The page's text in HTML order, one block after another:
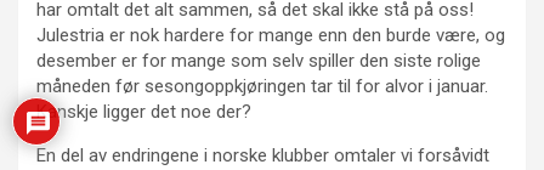
har omtalt det alt sammen, så det skal ikke stå på oss!
Julestria er nok hardere for mange enn den burde være, og
desember er for mange som selv spiller den siste rolige
måneden før sesongoppkjøringen tar til for alvor i januar.
Kanskje ligger det noe der?
En del av endringene i norske klubber omtaler vi forsåvidt